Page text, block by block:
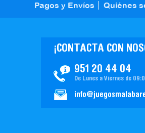
Pagos y Envíos
Quiénes
951 20 44 04
¡CONTACTA CON
De Lunes a Viernes de